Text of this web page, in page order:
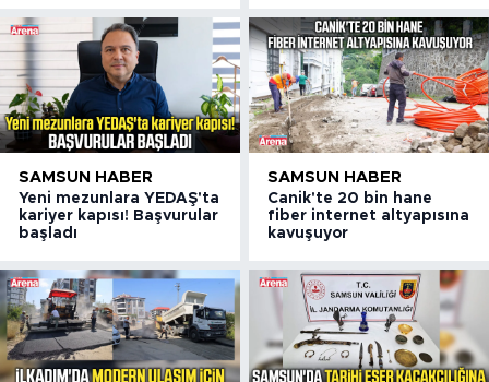
SAMSUN HABER
Yeni mezunlara YEDAŞ'ta
kariyer kapısı! Başvurular
başladı
SAMSUN HABER
Canik'te 20 bin hane
fiber internet altyapısına
kavuşuyor